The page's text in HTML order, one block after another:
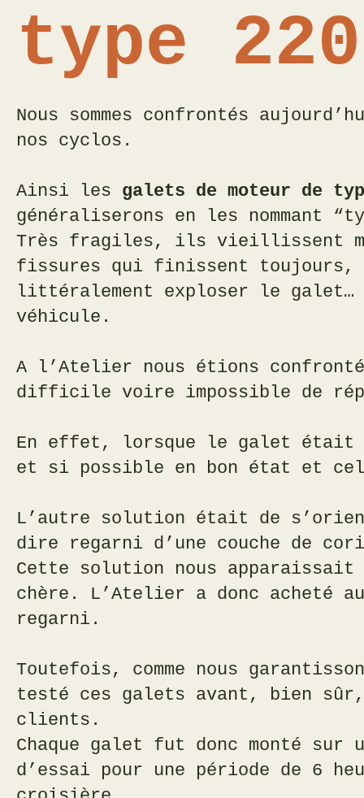
type
Nous sommes confrontés
nos cyclos.
Ainsi les galets de moteur de
généraliserons en les nommant
Très fragiles, ils vieillissent
fissures qui finissent
littéralement exploser le galet…
véhicule.
A l’Atelier nous étions
difficile voire impossible de
En effet, lorsque le galet était
et si possible en bon état et
L’autre solution était de
dire regarni d’une couche de
Cette solution nous apparaissait
chère. L’Atelier a donc acheté
regarni.
Toutefois, comme nous
testé ces galets avant, bien
clients.
Chaque galet fut donc monté sur
d’essai pour une période de 6